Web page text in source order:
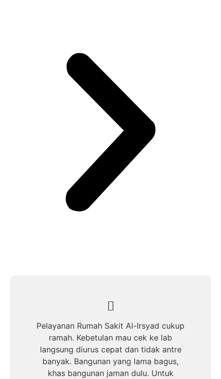
Pelayanan Rumah Sakit Al-Irsyad cukup
ramah. Kebetulan mau cek ke lab
langsung diurus cepat dan tidak antre
banyak. Bangunan yang lama bagus,
khas bangunan jaman dulu. Untuk